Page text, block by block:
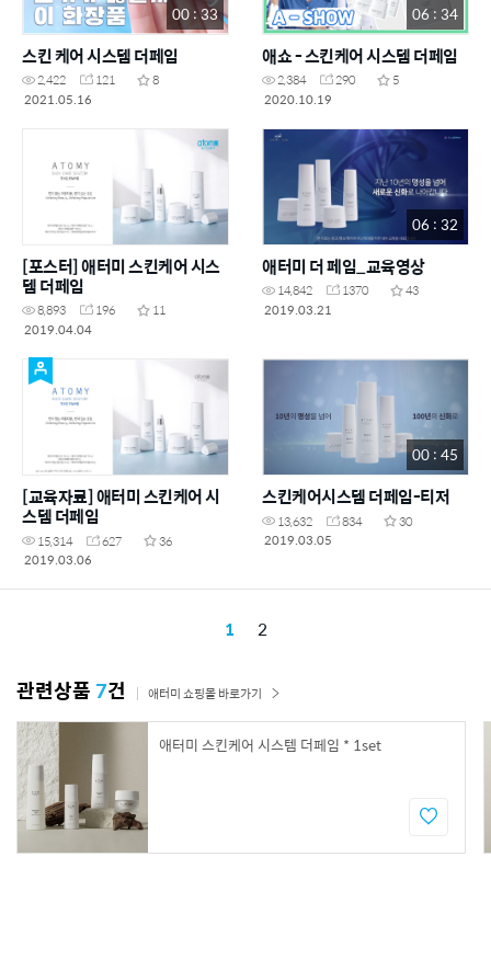
00 : 33
스킨 케어 시스템 더페임
2,422 121
8
2021.05.16
06 : 34
애쇼 - 스킨케어 시스템 더페임
2,384 290
5
2020.10.19
[포스터] 애터미 스킨케어 시스
템 더페임
8,893 196
11
2019.04.04
06 : 32
애터미 더 페임_교육영상
14,842 1370
43
2019.03.21
[교육자료] 애터미 스킨케어 시
스템 더페임
15,314 627
36
2019.03.06
00 : 45
스킨케어시스템 더페임-티저
13,632 834
30
2019.03.05
1 2
관련상품 7건 애터미 쇼핑몰 바로가기
애터미 스킨케어 시스템 더페임 * 1set